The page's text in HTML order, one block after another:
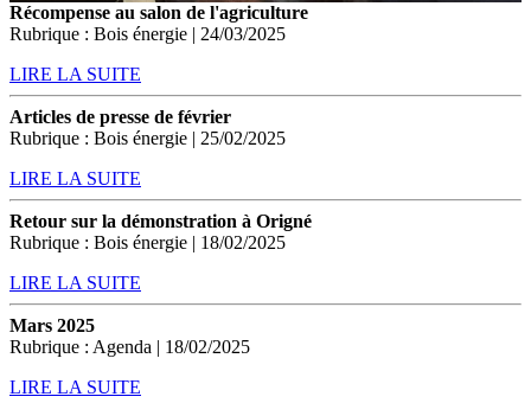
Récompense au salon de l'agriculture
Rubrique : Bois énergie | 24/03/2025
LIRE LA SUITE
Articles de presse de février
Rubrique : Bois énergie | 25/02/2025
LIRE LA SUITE
Retour sur la démonstration à Origné
Rubrique : Bois énergie | 18/02/2025
LIRE LA SUITE
Mars 2025
Rubrique : Agenda | 18/02/2025
LIRE LA SUITE